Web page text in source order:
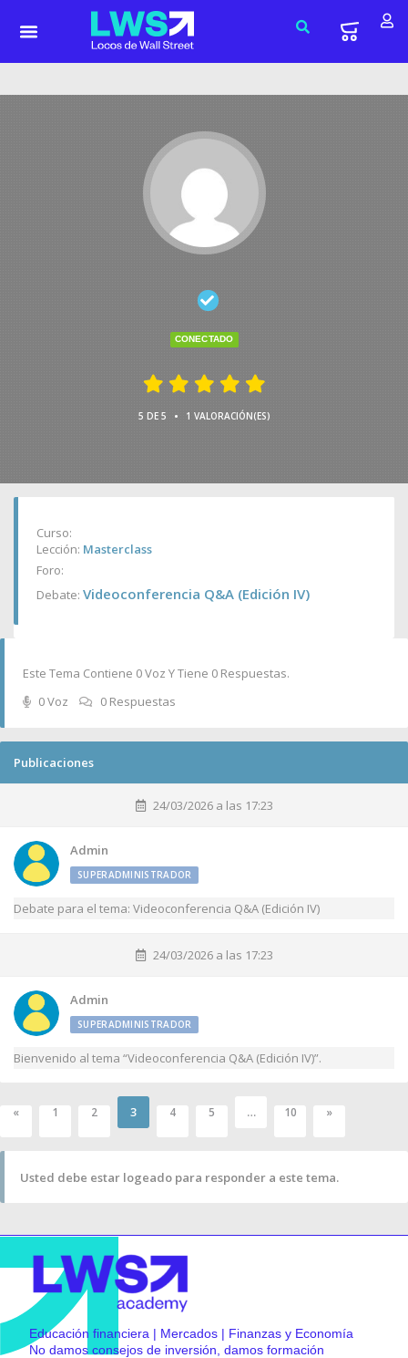
CONECTADO
5 DE 5 • 1 VALORACIÓN(ES)
Curso:
Lección: Masterclass
Foro:
Debate: Videoconferencia Q&A (Edición IV)
Este Tema Contiene 0 Voz Y Tiene 0 Respuestas.
0 Voz
0 Respuestas
Publicaciones
24/03/2026 a las 17:23
Admin
SUPERADMINISTRADOR
Debate para el tema: Videoconferencia Q&A (Edición IV)
24/03/2026 a las 17:23
Admin
SUPERADMINISTRADOR
Bienvenido al tema “Videoconferencia Q&A (Edición IV)”.
« 1 2 3 4 5 … 10 »
Usted debe estar logeado para responder a este tema.
Educación financiera | Mercados | Finanzas y Economía
No damos consejos de inversión, damos formación